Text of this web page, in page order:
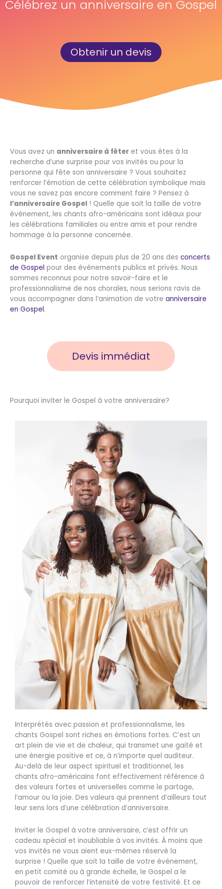
Célébrez un anniversaire en Gospel
Obtenir un devis
Vous avez un anniversaire à fêter et vous êtes à la
recherche d’une surprise pour vos invités ou pour la
personne qui fête son anniversaire ? Vous souhaitez
renforcer l’émotion de cette célébration symbolique mais
vous ne savez pas encore comment faire ? Pensez à
l’anniversaire Gospel ! Quelle que soit la taille de votre
événement, les chants afro-américains sont idéaux pour
les célébrations familiales ou entre amis et pour rendre
hommage à la personne concernée.
Gospel Event organise depuis plus de 20 ans des concerts
de Gospel pour des événements publics et privés. Nous
sommes reconnus pour notre savoir-faire et le
professionnalisme de nos chorales, nous serions ravis de
vous accompagner dans l’animation de votre anniversaire
en Gospel.
Devis immédiat
Pourquoi inviter le Gospel à votre anniversaire?
Interprétés avec passion et professionnalisme, les
chants Gospel sont riches en émotions fortes. C’est un
art plein de vie et de chaleur, qui transmet une gaité et
une énergie positive et ce, à n’importe quel auditeur.
Au-delà de leur aspect spirituel et traditionnel, les
chants afro-américains font effectivement référence à
des valeurs fortes et universelles comme le partage,
l’amour ou la joie. Des valeurs qui prennent d’ailleurs tout
leur sens lors d’une célébration d’anniversaire.
Inviter le Gospel à votre anniversaire, c’est offrir un
cadeau spécial et inoubliable à vos invités. À moins que
vos invités ne vous aient eux-mêmes réservé la
surprise ! Quelle que soit la taille de votre événement,
en petit comité ou à grande échelle, le Gospel a le
pouvoir de renforcer l’intensité de votre festivité. Et ce